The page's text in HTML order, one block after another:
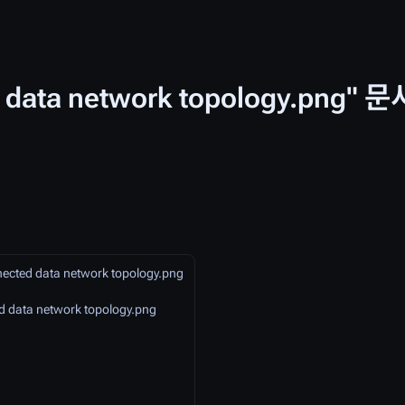
network topology.png" 문
data network topology.png
data network topology.png